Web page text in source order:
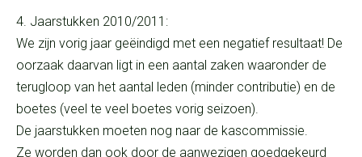
4. Jaarstukken 2010/2011:
We zijn vorig jaar geëindigd met een negatief resultaat! De
oorzaak daarvan ligt in een aantal zaken waaronder de
terugloop van het aantal leden (minder contributie) en de
boetes (veel te veel boetes vorig seizoen).
De jaarstukken moeten nog naar de kascommissie.
Ze worden dan ook door de aanwezigen goedgekeurd